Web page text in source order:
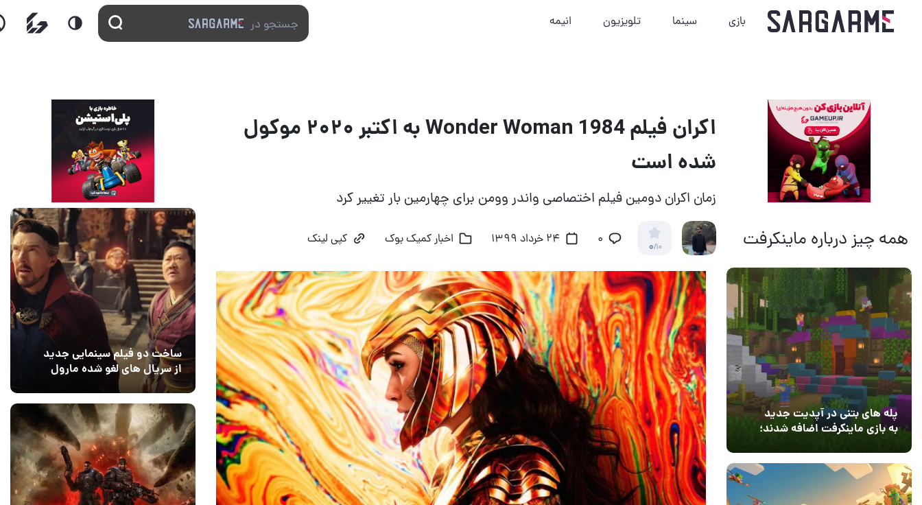
بازی سینما تلویزیون انیمه
همه چیز درباره ماینکرفت
پله های بتنی در آپدیت جدید
به بازی ماینکرفت اضافه شدند؛
اکران فیلم Wonder Woman 1984 به اکتبر ۲۰۲۰ موکول
شده است
زمان اکران دومین فیلم اختصاصی واندر وومن برای چهارمین بار تغییر کرد
0/10 ۰ 24 خرداد 1399 اخبار کمیک بوک‌ کپی لینک
ساخت دو فیلم سینمایی جدید
از سریال های لغو شده مارول
۰